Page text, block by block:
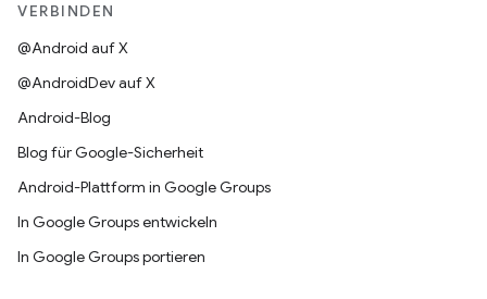
VERBINDEN
@Android auf X
@AndroidDev auf X
Android-Blog
Blog für Google-Sicherheit
Android-Plattform in Google Groups
In Google Groups entwickeln
In Google Groups portieren